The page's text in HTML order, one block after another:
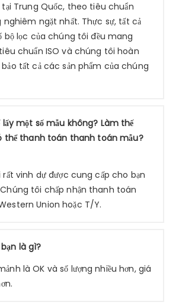
Trung Quốc, theo tiêu chuẩn
nghiêm ngặt nhất. Thực sự, tất cả
bộ lọc của chúng tôi đều mang
chuẩn ISO và chúng tôi hoàn
tất cả các sản phẩm của chúng
một số mẫu không? Làm thế
thể thanh toán thanh toán mẫu?
vinh dự được cung cấp cho bạn
tôi chấp nhận thanh toán
Union hoặc T/Y.
là gì?
là OK và số lượng nhiều hơn, giá